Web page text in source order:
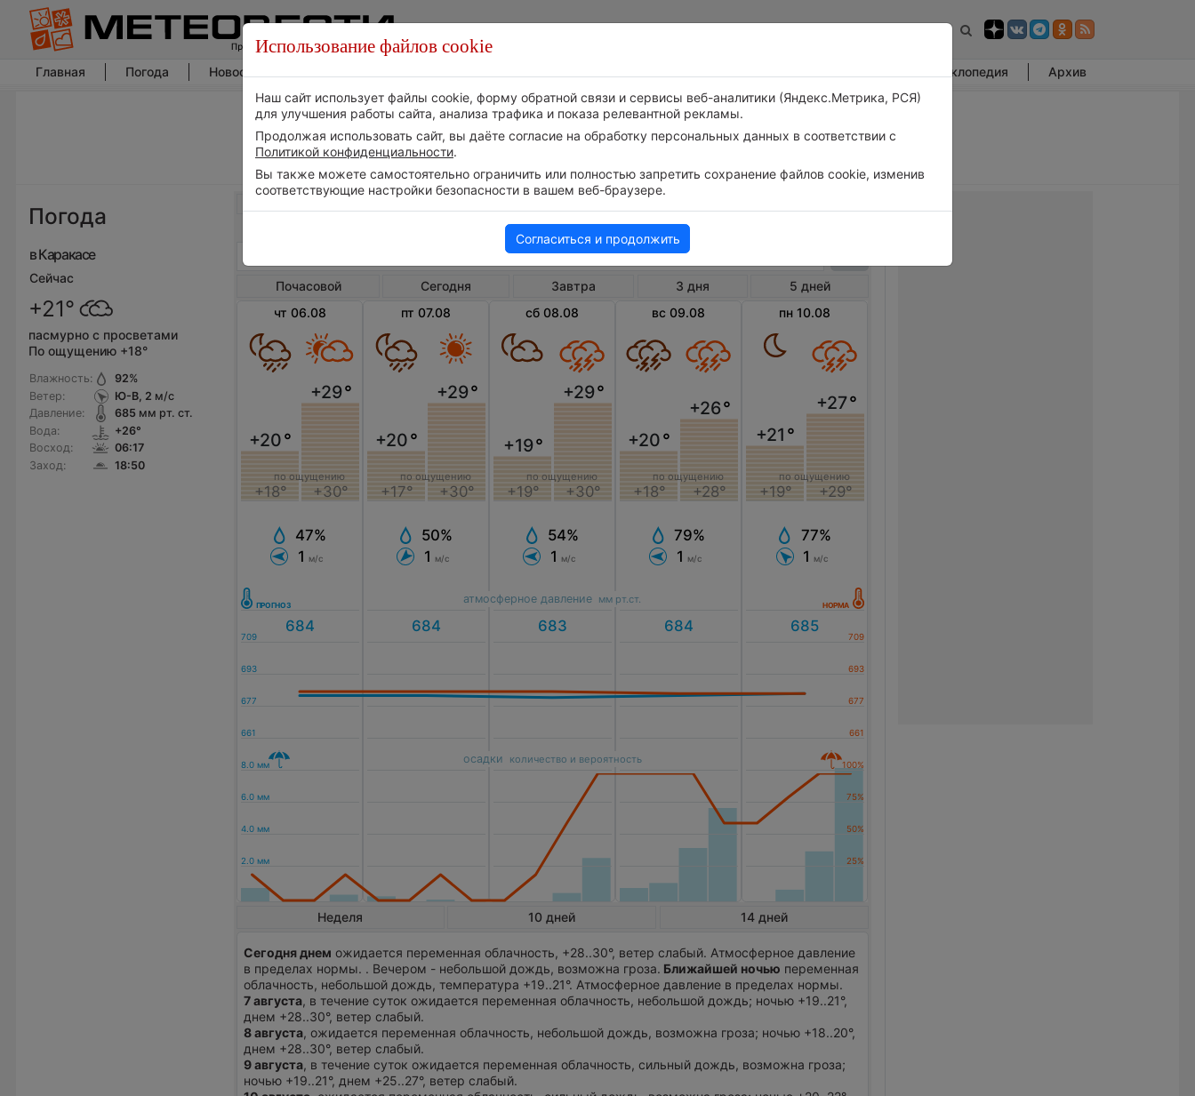
Главная Погода Новости погоды Энциклопедия Архив
Погода
в Каракасе
Сейчас
+21°
пасмурно с просветами
По ощущению +18°
Влажность:
Ветер:
Давление:
Вода:
Восход:
Заход:
92%
Ю-В, 2 м/с
685 мм рт. ст.
+26°
06:17
18:50
Погода в Каракасе
Почасовой Сегодня Завтра 3 дня
5 дней
чт 06.08
+20°
+18°
+29°
+30°
по ощущению
47%
1
м/с
пт 07.08
+20°
+17°
+29°
+30°
по ощущению
50%
1
м/с
сб 08.08
+19°
+19°
+29°
+30°
по ощущению
54%
1
м/с
вс 09.08
+20°
+18°
+26°
+28°
по ощущению
79%
1
м/с
пн 10.08
+21 °
+19°
+27°
+29°
по ощущению
77%
1
м/с
атмосферное давление мм рт.ст.
осадки количество и вероятность
Неделя 10 дней 14 дней
Сегодня днем ожидается переменная облачность, +28..30°, ветер слабый. Атмосферное давление
в пределах нормы. . Вечером - небольшой дождь, возможна гроза. Ближайшей ночью переменная
облачность, небольшой дождь, температура +19..21°. Атмосферное давление в пределах нормы.
7 августа, в течение суток ожидается переменная облачность, небольшой дождь; ночью +19..21°,
днем +28..30°, ветер слабый.
8 августа, ожидается переменная облачность, небольшой дождь, возможна гроза; ночью +18..20°,
днем +28..30°, ветер слабый.
9 августа, в течение суток ожидается переменная облачность, сильный дождь, возможна гроза;
ночью +19..21°, днем +25..27°, ветер слабый.
Использование файлов cookie
Наш сайт использует файлы cookie, форму обратной связи и сервисы веб-аналитики (Яндекс.Метрика, РСЯ)
для улучшения работы сайта, анализа трафика и показа релевантной рекламы.
Продолжая использовать сайт, вы даёте согласие на обработку персональных данных в соответствии с
Политикой конфиденциальности.
Вы также можете самостоятельно ограничить или полностью запретить сохранение файлов cookie, изменив
соответствующие настройки безопасности в вашем веб-браузере.
Согласиться и продолжить